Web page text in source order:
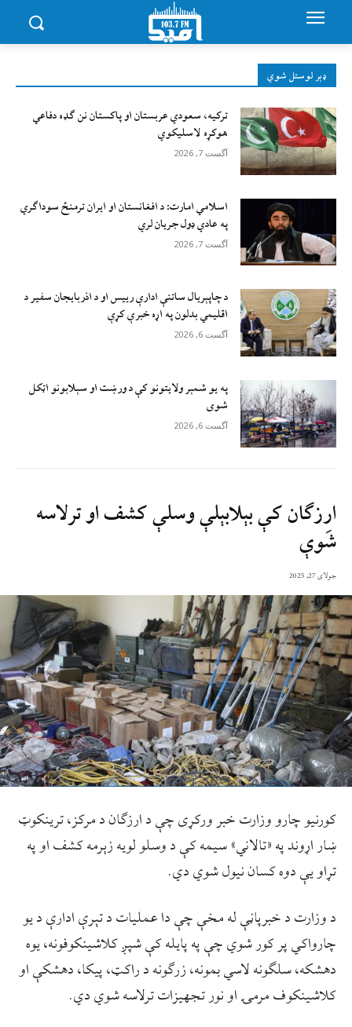
ډېر لوستل شوي
ترکیه، سعودي عربستان او پاکستان نن ګډه دفاعي
هوکړه لاسلیکوي
آگست 7, 2026
اسلامي امارت: د افغانستان او ایران ترمنځ سوداګري
په عادي ډول جریان لري
آگست 7, 2026
د چاپېریال ساتنې ادارې رییس او د اذربایجان سفیر د
اقلیمي بدلون په اړه خبرې کړې
آگست 6, 2026
په یو شمېر ولایتونو کې د ورښت او سېلابونو اټکل
شوی
آگست 6, 2026
ارزګان کې بېلابېلې وسلې کشف او ترلاسه
شَوې
جولای 27, 2025
کورنیو چارو وزارت خبر ورکړی چې د ارزګان د مرکز، ترینکوټ
ښار اړوند په «تالاني» سیمه کې د وسلو لویه زېرمه کشف او په
تړاو یې دوه کسان نیول شوي دي.
د وزارت د خبرپاڼې له مخې چې دا عملیات د تېرې ادارې د یو
چارواکي پر کور شوي چې په پایله کې شپږ کلاشینکوفونه، یوه
دهشکه، سلګونه لاسي بمونه، زرګونه د راکټ، پیکا، دهشکې او
کلاشینکوف مرمۍ او نور تجهیزات ترلاسه شوي دي.